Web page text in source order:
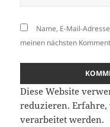
Name, E-Mail-
meinen nächsten
Diese Website
reduzieren.Erfahre,
verarbeitet werden.